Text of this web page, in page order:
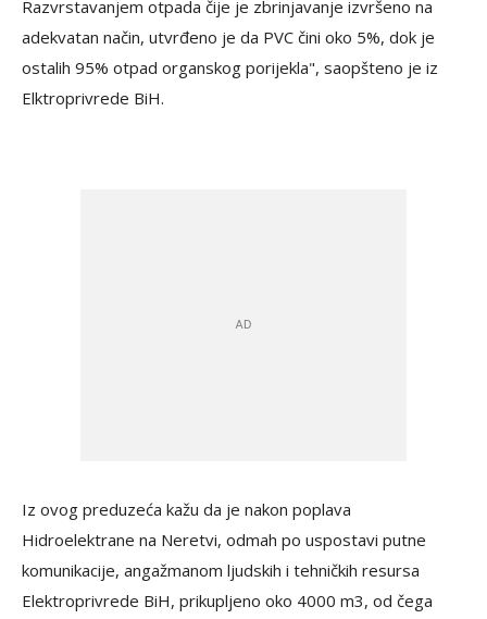
Razvrstavanjem otpada čije je zbrinjavanje izvršeno na
adekvatan način, utvrđeno je da PVC čini oko 5%, dok je
ostalih 95% otpad organskog porijekla", saopšteno je iz
Elktroprivrede BiH.
Iz ovog preduzeća kažu da je nakon poplava
Hidroelektrane na Neretvi, odmah po uspostavi putne
komunikacije, angažmanom ljudskih i tehničkih resursa
Elektroprivrede BiH, prikupljeno oko 4000 m3, od čega